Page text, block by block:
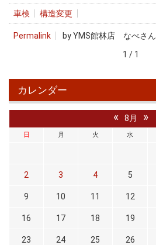
車検 構造変更
Permalink by YMS館林店 なべさん
1 / 1
カレンダー
« 8月 »
日 月 火 水
2 3 4 5
9 10 11 12
16 17 18 19
23 24 25 26